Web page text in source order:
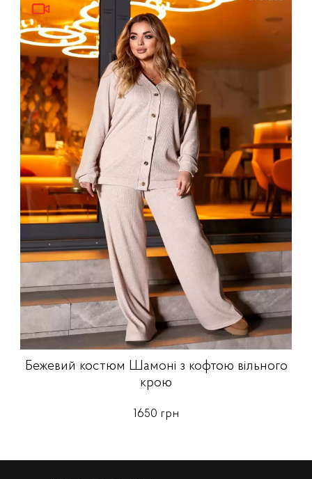
Бежевий костюм Шамоні з кофтою вільного
крою
1650 грн